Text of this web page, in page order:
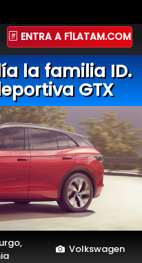
ENTRA A F1LATAM.COM
la familia ID.
GTX
Volkswagen